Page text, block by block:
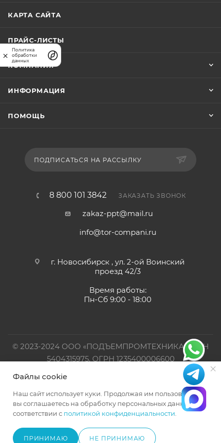
КАРТА САЙТА
ПРАЙС-ЛИСТЫ
КОМПАНИЯ
ИНФОРМАЦИЯ
ПОМОЩЬ
ПОДПИСАТЬСЯ НА РАССЫЛКУ
8 800 101 3842 ЗАКАЗАТЬ ЗВОНОК
zakaz-ppt@mail.ru
info@tor-compani.ru
г. Новосибирск , ул. 2-ой Воинский
проезд 42/3
Время работы:
Пн-Сб 9:00 - 18:00
© 2023-2024 ООО «ПОДЪЕМПРОМТЕХНИКА». ИНН
5404315975, ОГРН 1235400006600
Официальный представитель TOR INDUSTRIES
Файлы cookie
Наш сайт использует куки. Продолжая им пользоваться,
вы соглашаетесь на обработку персональных данных в
соответствии с политикой конфиденциальности
ПРИНИМАЮ НЕ ПРИНИМАЮ
Политика
обработки
данных